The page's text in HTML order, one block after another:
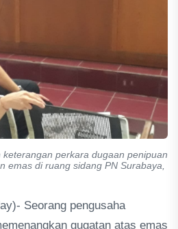
perkara dugaan penipuan
emas di ruang sidang PN Surabaya,
Seorang pengusaha
gugatan atas emas